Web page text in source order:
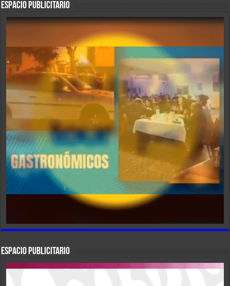
ESPACIO PUBLICITARIO
ESPACIO PUBLICITARIO